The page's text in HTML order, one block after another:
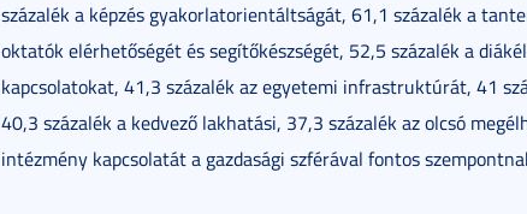
százalék a képzés gyakorlatorientáltságát, 61,1 százalék a
oktatók elérhetőségét és segítőkészségét, 52,5 százalék a
kapcsolatokat, 41,3 százalék az egyetemi infrastruktúrát, 41
40,3 százalék a kedvező lakhatási, 37,3 százalék az olcsó
intézmény kapcsolatát a gazdasági szférával fontos